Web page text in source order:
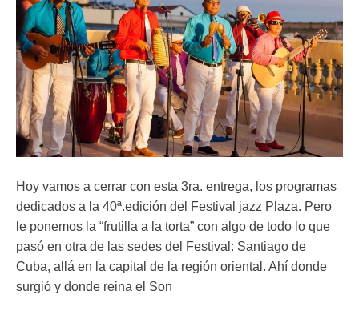
Hoy vamos a cerrar con esta 3ra. entrega, los programas
dedicados a la 40ª.edición del Festival jazz Plaza. Pero
le ponemos la “frutilla a la torta” con algo de todo lo que
pasó en otra de las sedes del Festival: Santiago de
Cuba, allá en la capital de la región oriental. Ahí donde
surgió y donde reina el Son